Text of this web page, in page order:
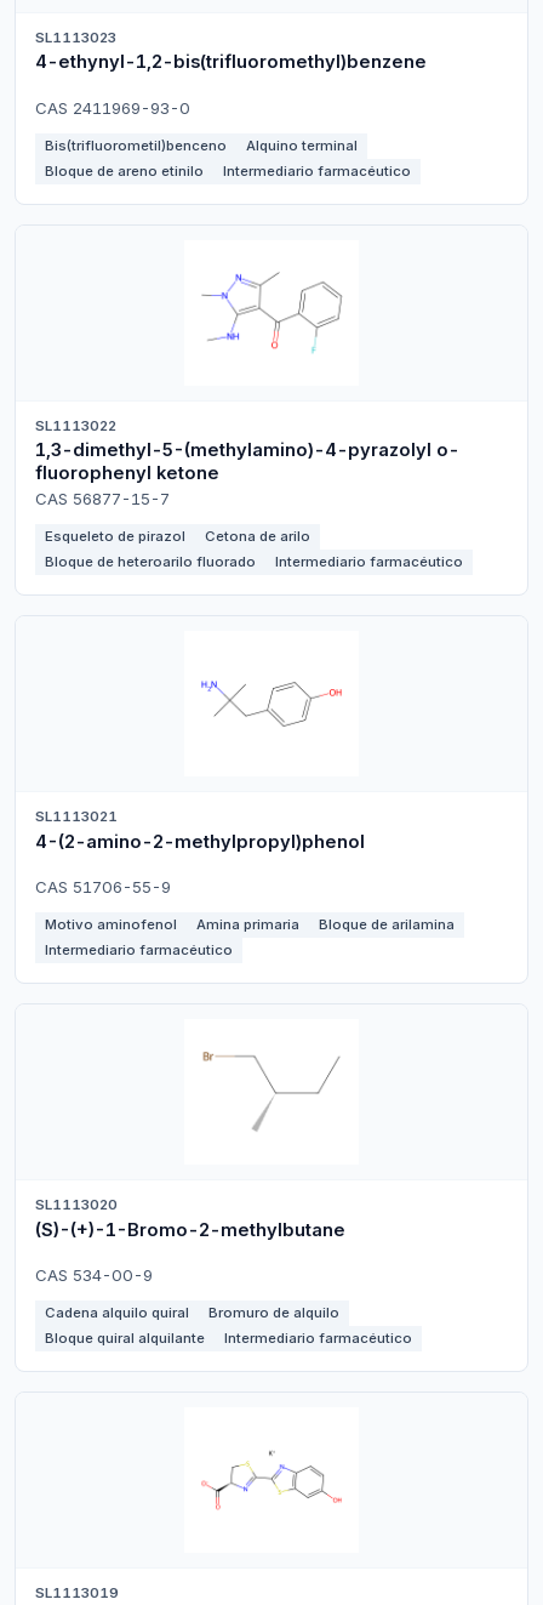
SL1113023
4-ethynyl-1,2-bis(trifluoromethyl)benzene
CAS 2411969-93-0
Bis(trifluorometil)benceno
Alquino terminal
Bloque de areno etinilo
Intermediario farmacéutico
SL1113022
1,3-dimethyl-5-(methylamino)-4-pyrazolyl o-
fluorophenyl ketone
CAS 56877-15-7
Esqueleto de pirazol
Cetona de arilo
Bloque de heteroarilo fluorado
Intermediario farmacéutico
SL1113021
4-(2-amino-2-methylpropyl)phenol
CAS 51706-55-9
Motivo aminofenol Amina primaria
Bloque de arilamina
Intermediario farmacéutico
SL1113020
(S)-(+)-1-Bromo-2-methylbutane
CAS 534-00-9
Cadena alquilo quiral
Bromuro de alquilo
Bloque quiral alquilante
Intermediario farmacéutico
SL1113019